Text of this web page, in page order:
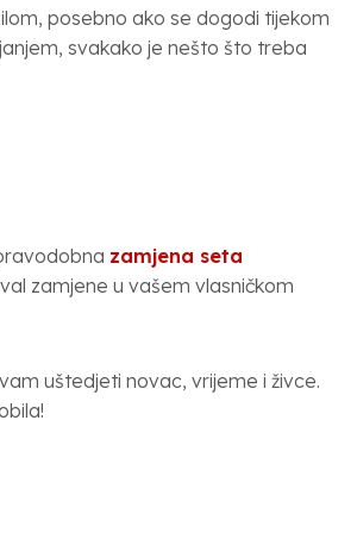
posebno ako se dogodi tijekom
svakako je nešto što treba
zamjena seta
zamjene u vašem vlasničkom
uštedjeti novac, vrijeme i živce.